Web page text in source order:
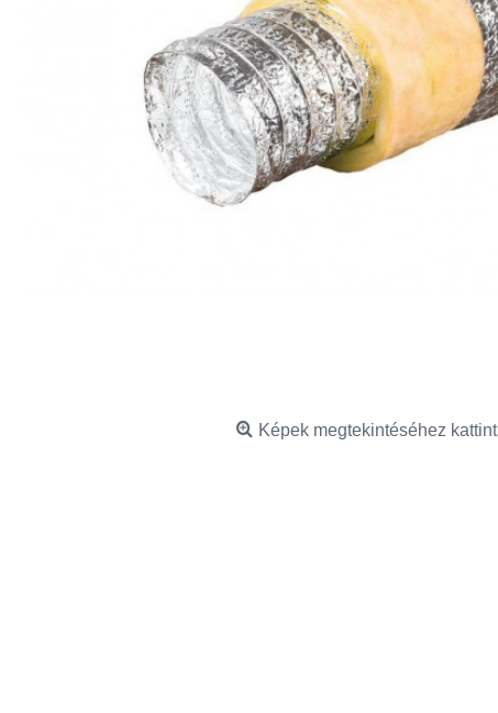
Képek megtekintéséhez